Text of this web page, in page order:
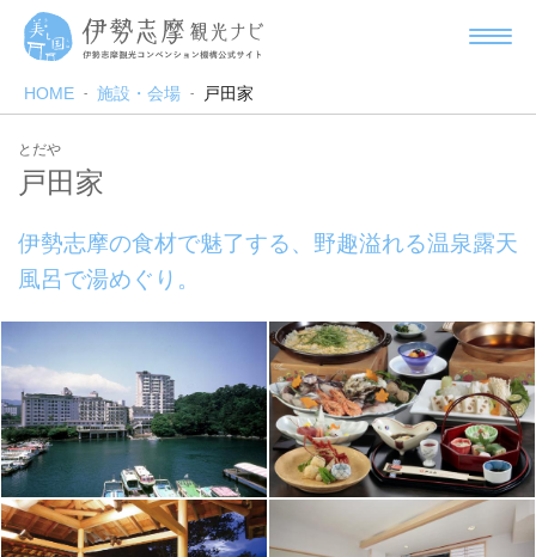
HOME 施設・会場 戸田家
とだや
戸田家
伊勢志摩の食材で魅了する、野趣溢れる温泉露天
風呂で湯めぐり。